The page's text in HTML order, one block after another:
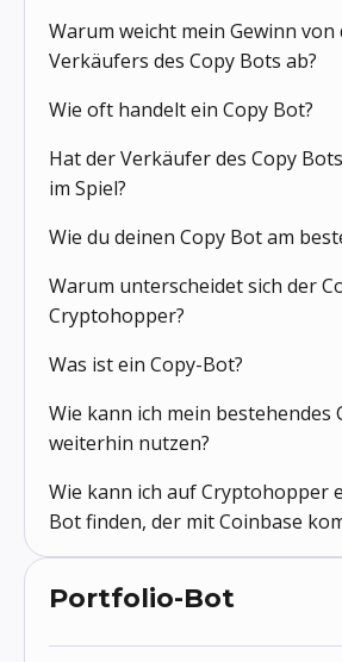
Warum weicht mein Gewinn von
Verkäufers des Copy Bots ab?
Wie oft handelt ein Copy Bot?
Hat der Verkäufer des Copy
im Spiel?
Wie du deinen Copy Bot am
Warum unterscheidet sich der
Cryptohopper?
Was ist ein Copy-Bot?
Wie kann ich mein bestehendes
weiterhin nutzen?
Wie kann ich auf Cryptohopper
Bot finden, der mit Coinbase
Portfolio-Bot